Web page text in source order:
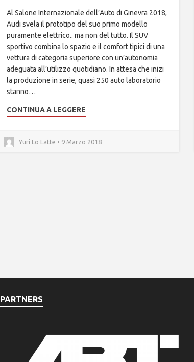
Al Salone Internazionale dell’Auto di Ginevra 2018,
Audi svela il prototipo del suo primo modello
puramente elettrico.. ma non del tutto. Il SUV
sportivo combina lo spazio e il comfort tipici di una
vettura di categoria superiore con un’autonomia
adeguata all’utilizzo quotidiano. In attesa che inizi
la produzione in serie, quasi 250 auto laboratorio
stanno…
CONTINUA A LEGGERE
Yuri Lo Latte • 9 Marzo 2018
PARTNERS